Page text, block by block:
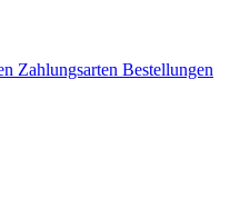
Zahlungsarten Bestellungen